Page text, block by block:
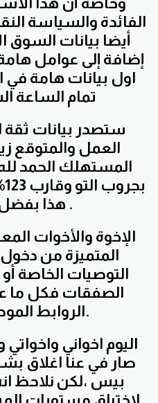
الفائدة والسياسة
أيضا بيانات السوق
إضافة إلى عوامل
اول بيانات هامة في
ستصدر بيانات
العمل والمتوقع
المستهلك الحمد
هذا بفضل الله تعالى .
الإخوة والأخوات
التوصيات الخاصة
الصفقات فكل ما
الروابط الموحد في الأسف.
صار في عنا اغلاق
بيس ،لكن نلاحظ